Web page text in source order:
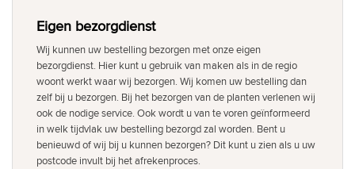
Eigen bezorgdienst
Wij kunnen uw bestelling bezorgen met onze eigen
bezorgdienst. Hier kunt u gebruik van maken als in de regio
woont werkt waar wij bezorgen. Wij komen uw bestelling dan
zelf bij u bezorgen. Bij het bezorgen van de planten verlenen wij
ook de nodige service. Ook wordt u van te voren geïnformeerd
in welk tijdvlak uw bestelling bezorgd zal worden. Bent u
benieuwd of wij bij u kunnen bezorgen? Dit kunt u zien als u uw
postcode invult bij het afrekenproces.